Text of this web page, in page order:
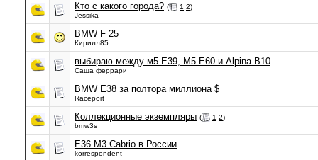
Кто с какого города? ( 1 2)
Jessika
BMW F 25
Кирилл85
выбираю между м5 Е39, М5 Е60 и Alpina B10
Саша феррари
BMW E38 за полтора миллиона $
Raceport
Коллекционные экземпляры ( 1 2)
bmw3s
E36 M3 Cabrio в России
korrespondent